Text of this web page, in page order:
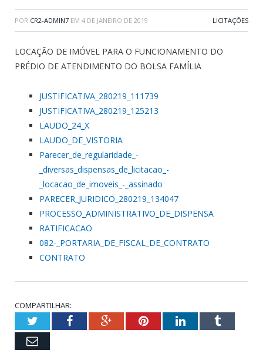
POR CR2-ADMIN7 EM 4 DE JANEIRO DE 2019 LICITAÇÕES
LOCAÇÃO DE IMÓVEL PARA O FUNCIONAMENTO DO
PRÉDIO DE ATENDIMENTO DO BOLSA FAMÍLIA
JUSTIFICATIVA_280219_111739
JUSTIFICATIVA_280219_125213
LAUDO_24_X
LAUDO_DE_VISTORIA
Parecer_de_regularidade_-
_diversas_dispensas_de_licitacao_-
_locacao_de_imoveis_-_assinado
PARECER_JURIDICO_280219_134047
PROCESSO_ADMINISTRATIVO_DE_DISPENSA
RATIFICACAO
082-_PORTARIA_DE_FISCAL_DE_CONTRATO
CONTRATO
COMPARTILHAR:
TwitterFacebookGoogle+PinterestLinkedInTumblr
Email